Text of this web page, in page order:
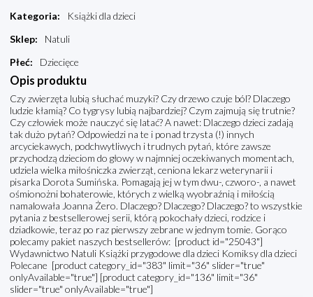
Kategoria:
Książki dla dzieci
Sklep:
Natuli
Płeć: Dziecięce
Opis produktu
Czy zwierzęta lubią słuchać muzyki? Czy drzewo czuje ból? Dlaczego
ludzie kłamią? Co tygrysy lubią najbardziej? Czym zajmują się trutnie?
Czy człowiek może nauczyć się latać? A nawet: Dlaczego dzieci zadają
tak dużo pytań? Odpowiedzi na te i ponad trzysta (!) innych
arcyciekawych, podchwytliwych i trudnych pytań, które zawsze
przychodzą dzieciom do głowy w najmniej oczekiwanych momentach,
udziela wielka miłośniczka zwierząt, ceniona lekarz weterynarii i
pisarka Dorota Sumińska. Pomagają jej w tym dwu-, czworo-, a nawet
ośmionożni bohaterowie, których z wielką wyobraźnią i miłością
namalowała Joanna Żero. Dlaczego? Dlaczego? Dlaczego? to wszystkie
pytania z bestsellerowej serii, którą pokochały dzieci, rodzice i
dziadkowie, teraz po raz pierwszy zebrane w jednym tomie. Gorąco
polecamy pakiet naszych bestsellerów: [product id="25043"]
Wydawnictwo Natuli Książki przygodowe dla dzieci Komiksy dla dzieci
Polecane [product category_id="383" limit="36" slider="true"
onlyAvailable="true"] [product category_id="136" limit="36"
slider="true" onlyAvailable="true"]